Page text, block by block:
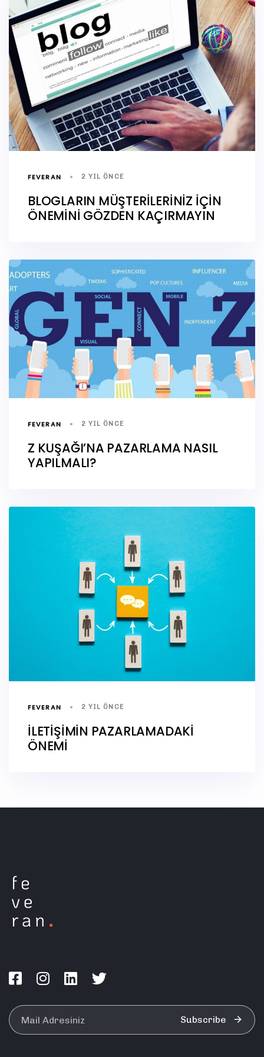
FEVERAN 2 YIL ÖNCE
BLOGLARIN MÜŞTERİLERİNİZ İÇİN
ÖNEMİNİ GÖZDEN KAÇIRMAYIN
FEVERAN 2 YIL ÖNCE
Z KUŞAĞI’NA PAZARLAMA NASIL
YAPILMALI?
FEVERAN 2 YIL ÖNCE
İLETİŞİMİN PAZARLAMADAKİ
ÖNEMİ
Subscribe